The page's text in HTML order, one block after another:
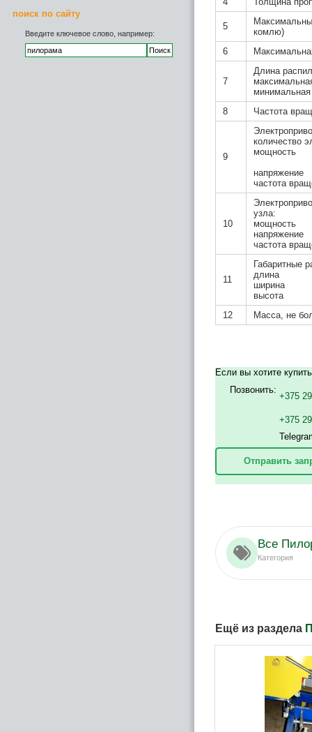
поиск по сайту
Введите ключевое слово, например:
5
комлю)
6
7
Длина
минимальная
8
Частота
9
количество
мощность
напряжение
частота
10
узла:
мощность
напряжение
частота
11
Габаритные
длина
ширина
высота
12
Масса, не
Если вы хотите
Позвонить:
+375
+375
Отправить
Все
Категория
Ещё из раздела